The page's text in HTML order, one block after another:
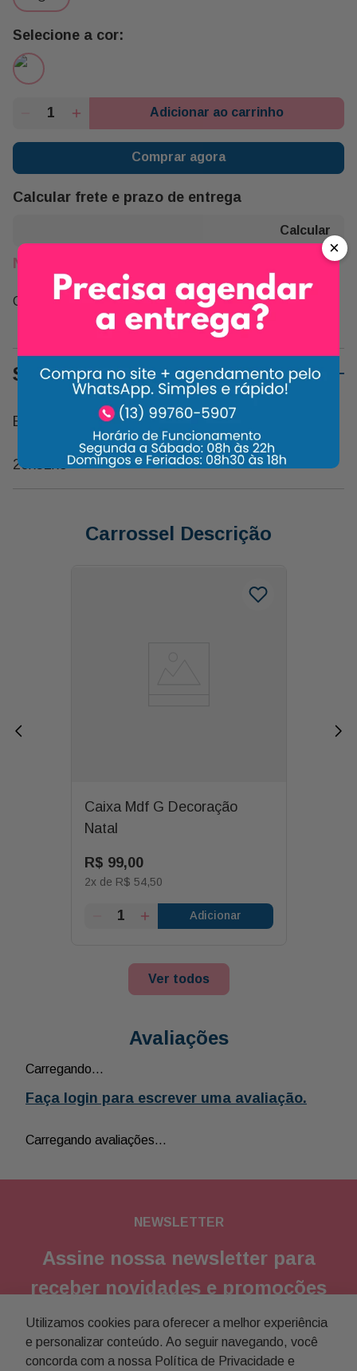
Adicionar ao carrinho
Comprar agora
Calcular frete e prazo de entrega
Não sei meu CEP
Compartilhe:
Sobre o Produto
Bandeja de Corda P Decorada
20x32x8
Carrossel Descrição
Caixa Mdf G Decoração
Natal
R$ 99,00
2x de R$ 54,50
Adicionar
Ver todos
Avaliações
Carregando…
Faça login para escrever uma avaliação.
Carregando avaliações…
NEWSLETTER
Assine nossa newsletter para
receber novidades e promoções
Enviar
Concordo com a política de privacidade
×
Utilizamos cookies para oferecer a melhor experiência
e personalizar conteúdo. Ao seguir navegando, você
concorda com a nossa Política de Privacidade e